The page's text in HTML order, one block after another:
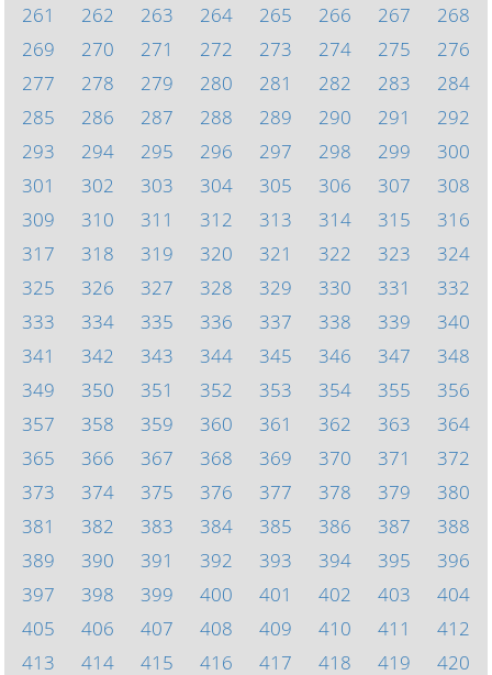
261
262 263 264 265 266 267
268
269
270 271 272 273 274 275
276
277
278 279 280 281 282 283
284
285
286 287 288 289 290 291
292
293
294 295 296 297 298 299
300
301
302 303 304 305 306 307
308
309
310 311 312 313 314 315
316
317
318 319 320 321 322 323
324
325
326 327 328 329 330 331
332
333
334 335 336 337 338 339
340
341
342 343 344 345 346 347
348
349
350 351 352 353 354 355
356
357
358 359 360 361 362 363
364
365
366 367 368 369 370 371
372
373
374 375 376 377 378 379
380
381
382 383 384 385 386 387
388
389
390 391 392 393 394 395
396
397
398 399 400 401 402 403
404
405
406 407 408 409 410 411
412
413
414 415 416 417 418 419 420